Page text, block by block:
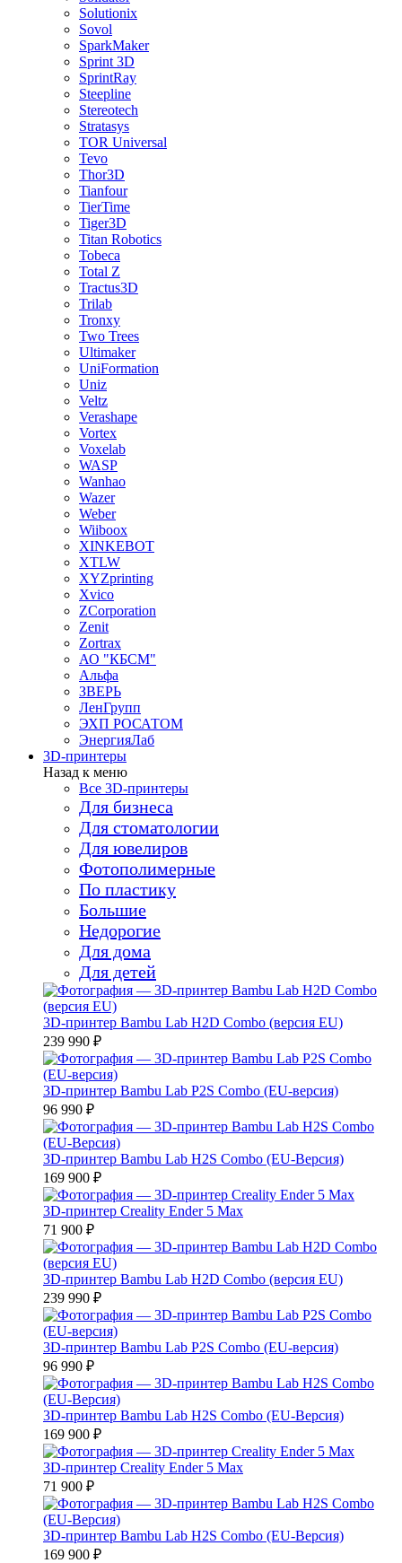
Solutionix
Sovol
SparkMaker
Sprint 3D
SprintRay
Steepline
Stereotech
Stratasys
TOR Universal
Tevo
Thor3D
Tianfour
TierTime
Tiger3D
Titan Robotics
Tobeca
Total Z
Tractus3D
Trilab
Tronxy
Two Trees
Ultimaker
UniFormation
Uniz
Veltz
Verashape
Vortex
Voxelab
WASP
Wanhao
Wazer
Weber
Wiiboox
XINKEBOT
XTLW
XYZprinting
Xvico
ZCorporation
Zenit
Zortrax
АО "КБСМ"
Альфа
ЗВЕРЬ
ЛенГрупп
ЭХП РОСАТОМ
ЭнергияЛаб
3D-принтеры
Назад к меню
Все 3D-принтеры
Для бизнеса
Для стоматологии
Для ювелиров
Фотополимерные
По пластику
Большие
Недорогие
Для дома
Для детей
3D-принтер Bambu Lab H2D Combo (версия EU)
239 990 ₽
3D-принтер Bambu Lab P2S Combo (EU-версия)
96 990 ₽
3D-принтер Bambu Lab H2S Combo (EU-Версия)
169 900 ₽
3D-принтер Creality Ender 5 Max
71 900 ₽
3D-принтер Bambu Lab H2D Combo (версия EU)
239 990 ₽
3D-принтер Bambu Lab P2S Combo (EU-версия)
96 990 ₽
3D-принтер Bambu Lab H2S Combo (EU-Версия)
169 900 ₽
3D-принтер Creality Ender 5 Max
71 900 ₽
3D-принтер Bambu Lab H2S Combo (EU-Версия)
169 900 ₽